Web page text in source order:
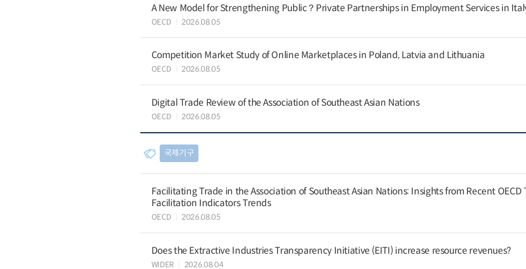
A New Model for Strengthening Public？Private Partnerships in Employment Services in
OECD 2026.08.05
Competition Market Study of Online Marketplaces in Poland, Latvia and Lithuania
OECD 2026.08.05
Digital Trade Review of the Association of Southeast Asian Nations
OECD 2026.08.05
국제기구
Facilitating Trade in the Association of Southeast Asian Nations: Insights from Recent OECD
Facilitation Indicators Trends
OECD 2026.08.05
Does the Extractive Industries Transparency Initiative (EITI) increase resource revenues?
WIDER 2026.08.04